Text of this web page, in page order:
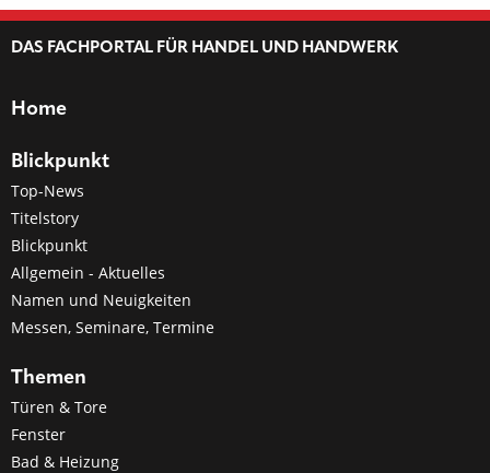
DAS FACHPORTAL FÜR HANDEL UND HANDWERK
Home
Blickpunkt
Top-News
Titelstory
Blickpunkt
Allgemein - Aktuelles
Namen und Neuigkeiten
Messen, Seminare, Termine
Themen
Türen & Tore
Fenster
Bad & Heizung